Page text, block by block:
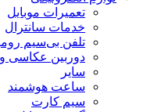
تعمیرات موبایل
خدمات سانترال
تلفن بی‌سیم
دوربین عکاسی و
سایر
ساعت هوشمند
سیم کارت